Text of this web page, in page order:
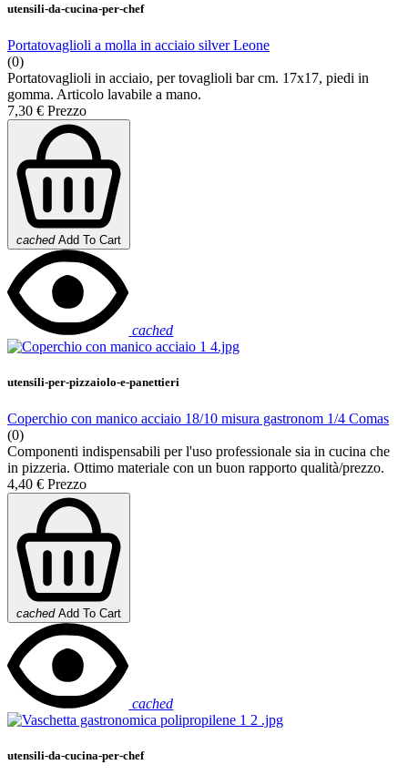
utensili-da-cucina-per-chef
Portatovaglioli a molla in acciaio silver Leone
(0)
Portatovaglioli in acciaio, per tovaglioli bar cm. 17x17, piedi in
gomma. Articolo lavabile a mano.
7,30 € Prezzo
cached Add To Cart
cached
utensili-per-pizzaiolo-e-panettieri
Coperchio con manico acciaio 18/10 misura gastronom 1/4 Comas
(0)
Componenti indispensabili per l'uso professionale sia in cucina che
in pizzeria. Ottimo materiale con un buon rapporto qualità/prezzo.
4,40 € Prezzo
cached Add To Cart
cached
utensili-da-cucina-per-chef